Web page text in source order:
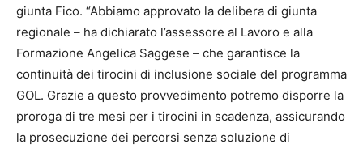
giunta Fico. “Abbiamo approvato la delibera di giunta
regionale – ha dichiarato l’assessore al Lavoro e alla
Formazione Angelica Saggese – che garantisce la
continuità dei tirocini di inclusione sociale del programma
GOL. Grazie a questo provvedimento potremo disporre la
proroga di tre mesi per i tirocini in scadenza, assicurando
la prosecuzione dei percorsi senza soluzione di